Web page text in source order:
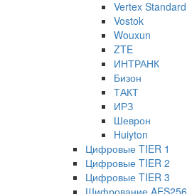
Vertex Standard
Vostok
Wouxun
ZTE
ИНТРАНК
Бизон
ТАКТ
ИРЗ
Шеврон
Huiyton
Цифровые TIER 1
Цифровые TIER 2
Цифровые TIER 3
Шифрование AES256